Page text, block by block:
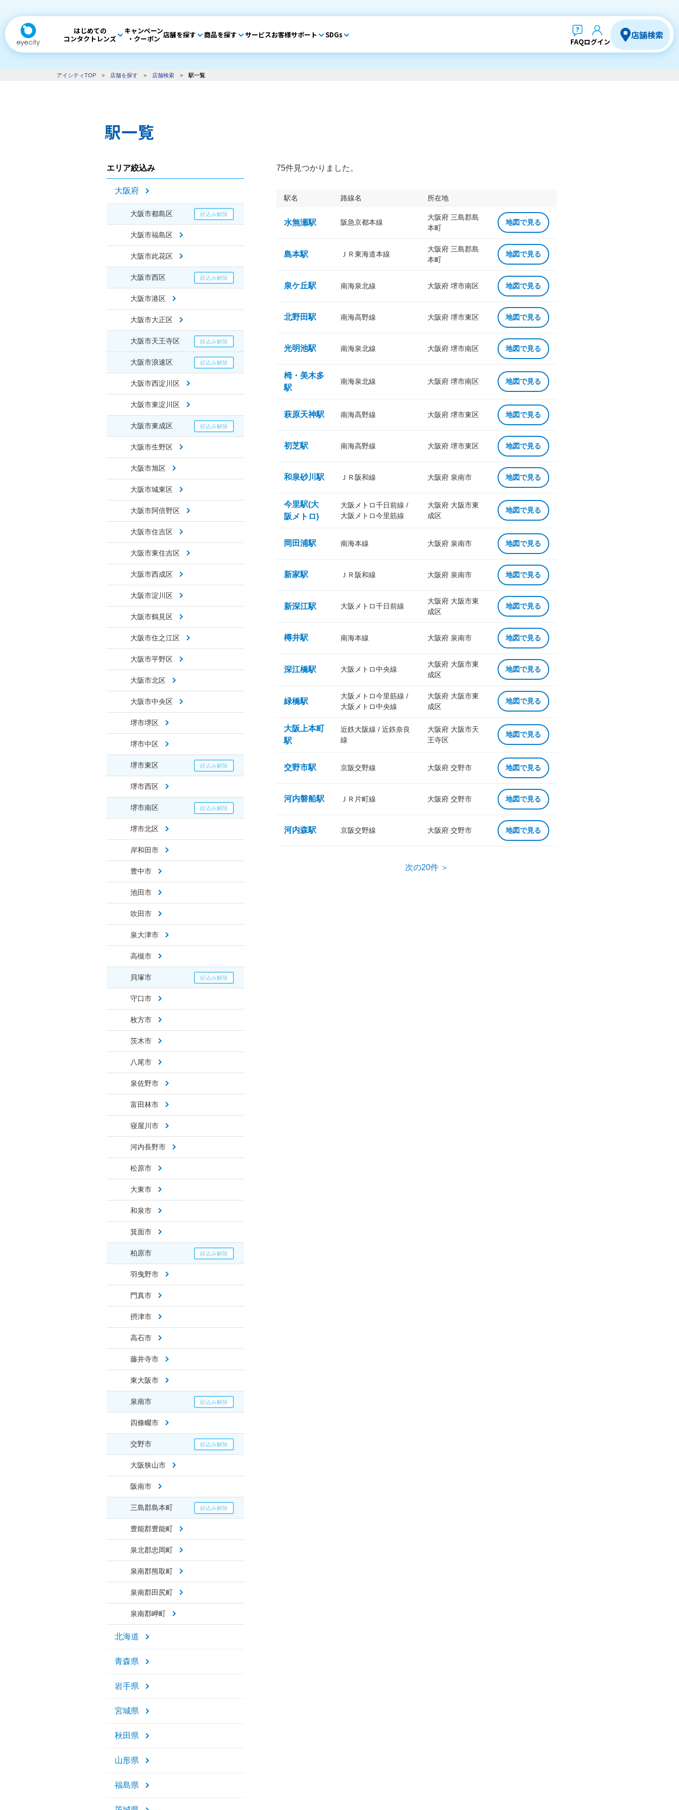
はじめての
コンタクトレンズ
キャンペーン
・クーポン 店舗を探す 商品を探す サービスお客様サポート SDGs
FAQログイン
店舗検索
アイシティTOP > 店舗を探す > 店舗検索 > 駅一覧
駅一覧
エリア絞込み
大阪府
大阪市都島区
大阪市福島区
大阪市此花区
大阪市西区
大阪市港区
大阪市大正区
大阪市天王寺区
大阪市浪速区
大阪市西淀川区
大阪市東淀川区
大阪市東成区
大阪市生野区
大阪市旭区
大阪市城東区
大阪市阿倍野区
大阪市住吉区
大阪市東住吉区
大阪市西成区
大阪市淀川区
大阪市鶴見区
大阪市住之江区
大阪市平野区
大阪市北区
大阪市中央区
堺市堺区
堺市中区
堺市東区
堺市西区
堺市南区
堺市北区
岸和田市
豊中市
池田市
吹田市
泉大津市
高槻市
貝塚市
守口市
枚方市
茨木市
八尾市
泉佐野市
富田林市
寝屋川市
河内長野市
松原市
大東市
和泉市
箕面市
柏原市
羽曳野市
門真市
摂津市
高石市
藤井寺市
東大阪市
泉南市
四條畷市
交野市
大阪狭山市
阪南市
三島郡島本町
豊能郡豊能町
泉北郡忠岡町
泉南郡熊取町
泉南郡田尻町
泉南郡岬町
北海道
青森県
岩手県
宮城県
秋田県
山形県
福島県
75件見つかりました。
駅名 路線名 所在地
水無瀬駅 阪急京都本線
大阪府 三島郡島
本町
地図で見る
島本駅 ＪＲ東海道本線
大阪府 三島郡島
本町
地図で見る
泉ケ丘駅 南海泉北線 大阪府 堺市南区 地図で見る
北野田駅 南海高野線 大阪府 堺市東区 地図で見る
光明池駅 南海泉北線 大阪府 堺市南区 地図で見る
栂・美木多
駅
南海泉北線 大阪府 堺市南区 地図で見る
萩原天神駅 南海高野線 大阪府 堺市東区 地図で見る
初芝駅 南海高野線 大阪府 堺市東区 地図で見る
和泉砂川駅 ＪＲ阪和線 大阪府 泉南市 地図で見る
今里駅(大
阪メトロ)
大阪メトロ千日前線 /
大阪メトロ今里筋線
大阪府 大阪市東
成区
地図で見る
岡田浦駅 南海本線 大阪府 泉南市 地図で見る
新家駅 ＪＲ阪和線 大阪府 泉南市 地図で見る
新深江駅 大阪メトロ千日前線
大阪府 大阪市東
成区
地図で見る
樽井駅 南海本線 大阪府 泉南市 地図で見る
深江橋駅 大阪メトロ中央線
大阪府 大阪市東
成区
地図で見る
緑橋駅
大阪メトロ今里筋線 /
大阪メトロ中央線
大阪府 大阪市東
成区
地図で見る
大阪上本町
駅
近鉄大阪線 / 近鉄奈良
線
大阪府 大阪市天
王寺区
地図で見る
交野市駅 京阪交野線 大阪府 交野市 地図で見る
河内磐船駅 ＪＲ片町線 大阪府 交野市 地図で見る
河内森駅 京阪交野線 大阪府 交野市 地図で見る
次の20件 ＞